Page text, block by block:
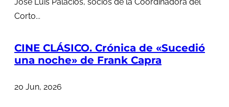
Corto...
CINE CLÁSICO. Crónica de «Sucedió
una noche» de Frank Capra
20 Jun, 2026